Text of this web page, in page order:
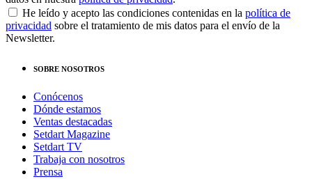
He leído y acepto las condiciones contenidas en la política de
privacidad sobre el tratamiento de mis datos para el envío de la
Newsletter.
SOBRE NOSOTROS
Conócenos
Dónde estamos
Ventas destacadas
Setdart Magazine
Setdart TV
Trabaja con nosotros
Prensa